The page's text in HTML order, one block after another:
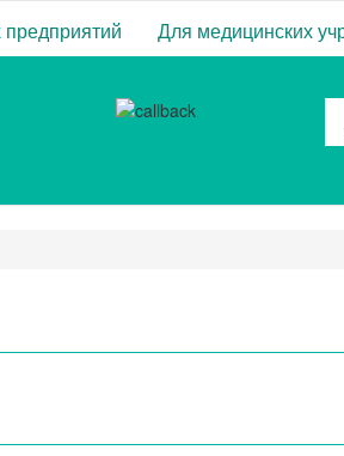
Для медицинских